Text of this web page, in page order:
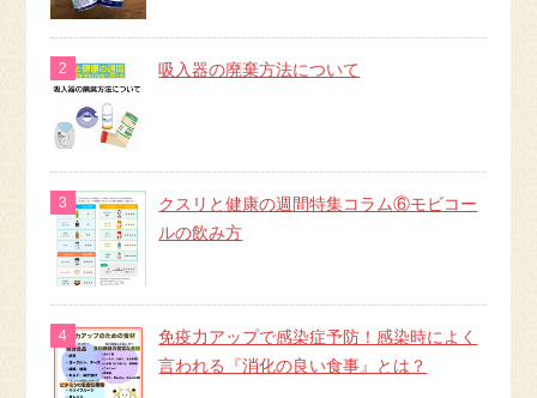
吸入器の廃棄方法について
クスリと健康の週間特集コラム⑥モビコー
ルの飲み方
免疫力アップで感染症予防！感染時によく
言われる『消化の良い食事』とは？